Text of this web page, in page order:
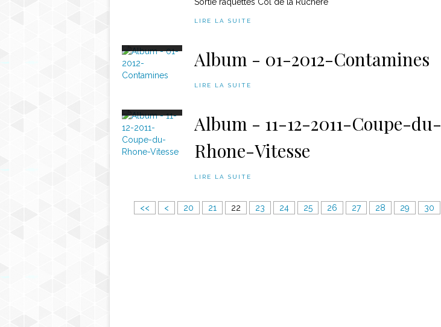
LIRE LA SUITE
Album - 01-2012-Contamines
LIRE LA SUITE
Album - 11-12-2011-Coupe-du-
Rhone-Vitesse
LIRE LA SUITE
<< <
120 21 22 23 24 25 26 27 28 29 30